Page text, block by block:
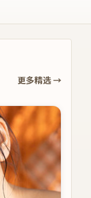
更多精选 →